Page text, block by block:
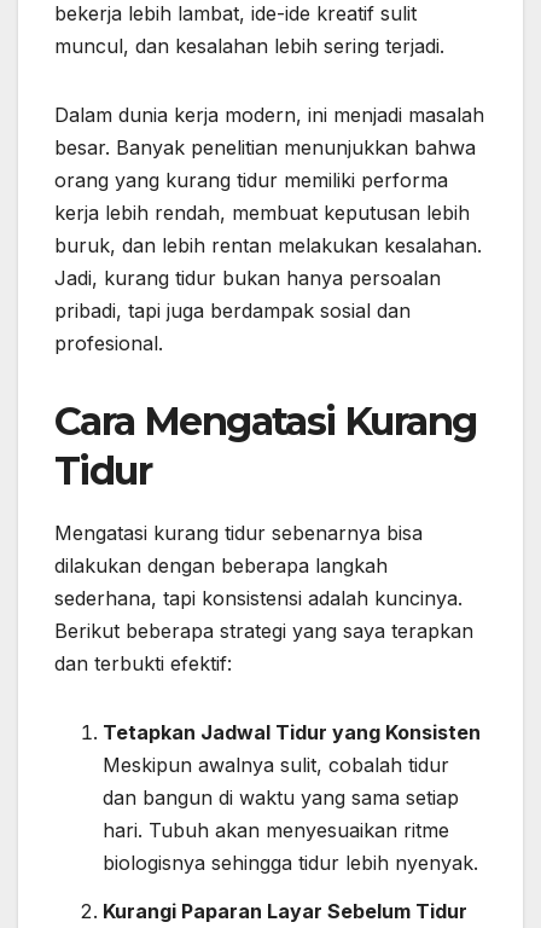
bekerja lebih lambat, ide-ide kreatif sulit
muncul, dan kesalahan lebih sering terjadi.
Dalam dunia kerja modern, ini menjadi masalah
besar. Banyak penelitian menunjukkan bahwa
orang yang kurang tidur memiliki performa
kerja lebih rendah, membuat keputusan lebih
buruk, dan lebih rentan melakukan kesalahan.
Jadi, kurang tidur bukan hanya persoalan
pribadi, tapi juga berdampak sosial dan
profesional.
Cara Mengatasi Kurang
Tidur
Mengatasi kurang tidur sebenarnya bisa
dilakukan dengan beberapa langkah
sederhana, tapi konsistensi adalah kuncinya.
Berikut beberapa strategi yang saya terapkan
dan terbukti efektif:
Tetapkan Jadwal Tidur yang Konsisten
Meskipun awalnya sulit, cobalah tidur
dan bangun di waktu yang sama setiap
hari. Tubuh akan menyesuaikan ritme
biologisnya sehingga tidur lebih nyenyak.
Kurangi Paparan Layar Sebelum Tidur